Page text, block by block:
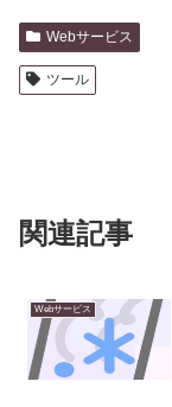
Webサービス
ツール
関連記事
Webサービス